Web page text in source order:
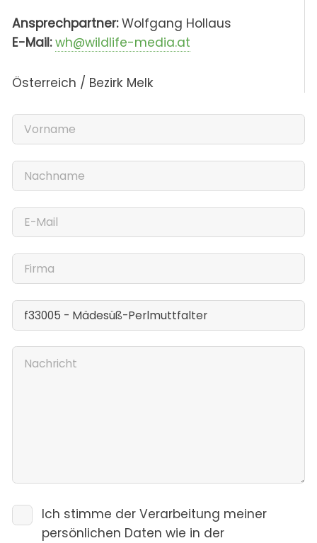
Ansprechpartner:Wolfgang Hollaus
E-Mail: wh@wildlife-media.at
Österreich / Bezirk Melk
Ich stimme der Verarbeitung meiner
persönlichen Daten wie in der